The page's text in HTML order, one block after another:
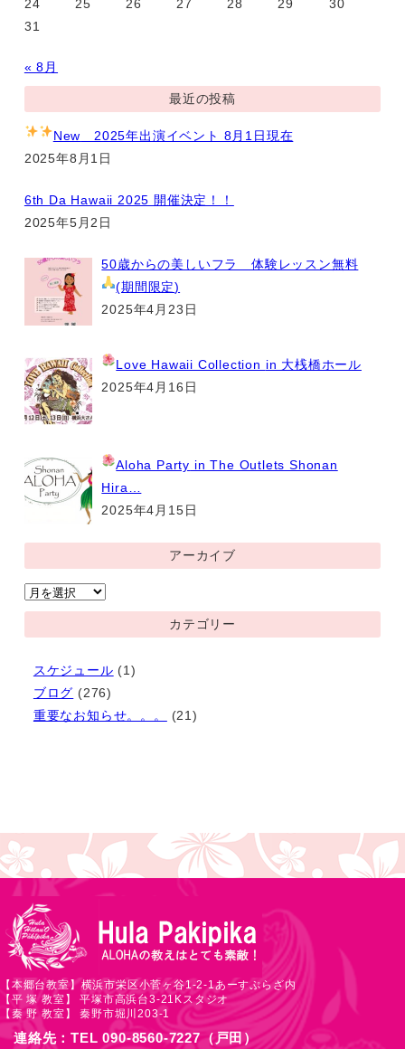
24
25 26 27 28 29
30
31
« 8月
最近の投稿
New 2025年出演イベント 8月1日現在
2025年8月1日
6th Da Hawaii 2025 開催決定！！
2025年5月2日
50歳からの美しいフラ 体験レッスン無料
(期間限定)
2025年4月23日
Love Hawaii Collection in 大桟橋ホール
2025年4月16日
Aloha Party in The Outlets Shonan
Hira…
2025年4月15日
アーカイブ
ア
ー
カ
カテゴリー
スケジュール (1)
ブログ (276)
重要なお知らせ。。。
(21)
【本郷台教室】横浜市栄区小菅ヶ谷1-2-1あーすぷらざ内
【平 塚 教室】 平塚市高浜台3-21Kスタジオ
【秦 野 教室】 秦野市堀川203-1
連絡先：TEL 090-8560-7227（戸田）